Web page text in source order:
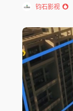
钧石影视